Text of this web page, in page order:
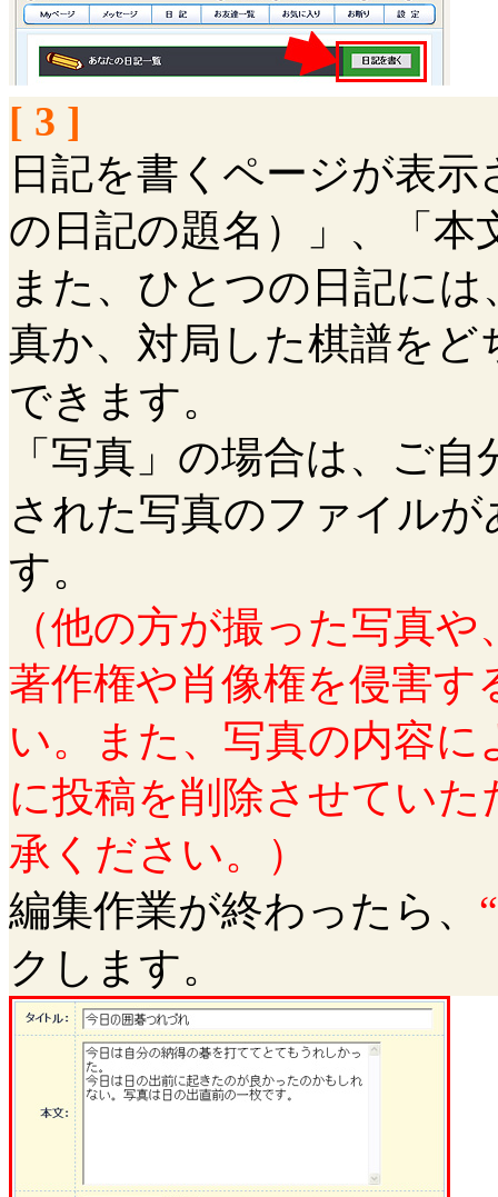
[ 3 ]
日記を書くページが表
の日記の題名）」、「
また、ひとつの日記に
真か、対局した棋譜を
できます。
「写真」の場合は、ご
された写真のファイル
す。
（他の方が撮った写真
著作権や肖像権を侵害
い。また、写真の内容
に投稿を削除させてい
承ください。）
編集作業が終わったら、
クします。